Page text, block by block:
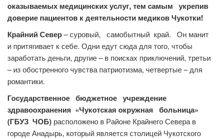
оказываемых медицинских услуг, тем самым укрепив
доверие пациентов к деятельности медиков Чукотки!
Крайний Север– суровый, самобытный край. Он манит
и притягивает к себе. Одни едут сюда для того, чтобы
заработать деньги, другие – в поисках приключений, третьи
– из обостренного чувства патриотизма, четвертые – для
романтики.
Государственное бюджетное учреждение
здравоохранения «Чукотская окружная больница»
(ГБУЗ ЧОБ) расположено в Районе Крайнего Севера в
городе Анадырь, который является столицей Чукотского